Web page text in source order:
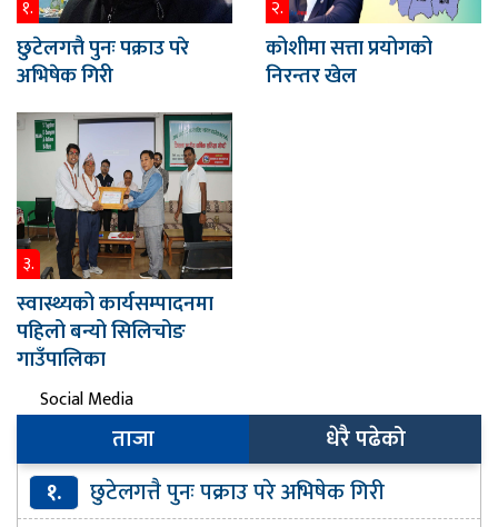
१.
छुटेलगत्तै पुनः पक्राउ परे
अभिषेक गिरी
२.
कोशीमा सत्ता प्रयोगको
निरन्तर खेल
३.
स्वास्थ्यको कार्यसम्पादनमा
पहिलो बन्यो सिलिचोङ
गाउँपालिका
Social Media
ताजा
धेरै पढेको
१.
छुटेलगत्तै पुनः पक्राउ परे अभिषेक गिरी